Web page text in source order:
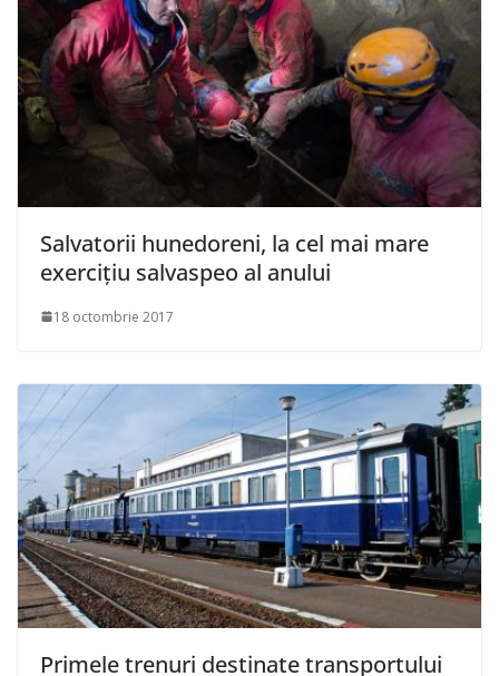
Salvatorii hunedoreni, la cel mai mare
exerciţiu salvaspeo al anului
18 octombrie 2017
Primele trenuri destinate transportului